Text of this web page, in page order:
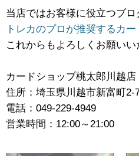
当店ではお客様に役立つブロ
トレカのプロが推奨するカ
これからもよろしくお願いい
カードショップ桃太郎川越店
住所：埼玉県川越市新富町
電話：049-229-4949
営業時間：12:00～21:00